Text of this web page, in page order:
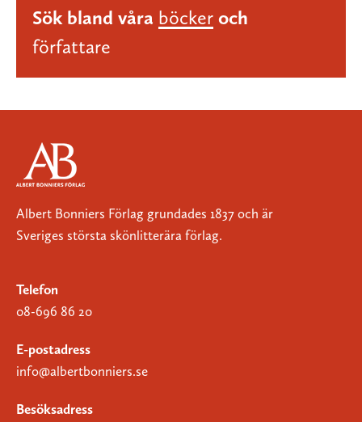
Sök bland våra böcker och
författare
Albert Bonniers Förlag grundades 1837 och är
Sveriges största skönlitterära förlag.
Telefon
08-696 86 20
E-postadress
info@albertbonniers.se
Besöksadress